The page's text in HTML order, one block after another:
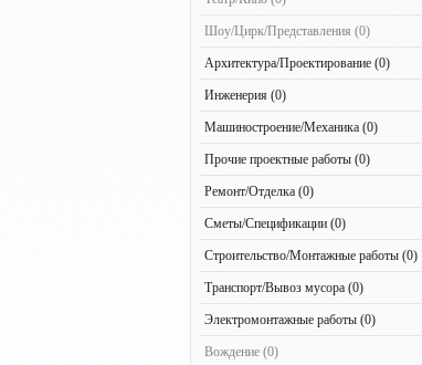
Шоу/Цирк/Представления (0)
Архитектура/Проектирование (0)
Инженерия (0)
Машиностроение/Механика (0)
Прочие проектные работы (0)
Ремонт/Отделка (0)
Сметы/Спецификации (0)
Строительство/Монтажные работы (0)
Транспорт/Вывоз мусора (0)
Электромонтажные работы (0)
Вождение (0)